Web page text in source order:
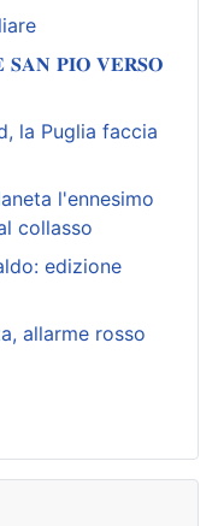
𝐒𝐀𝐍 𝐏𝐈𝐎 𝐕𝐄𝐑𝐒𝐎
la Puglia faccia
l'ennesimo
collasso
edizione
allarme rosso